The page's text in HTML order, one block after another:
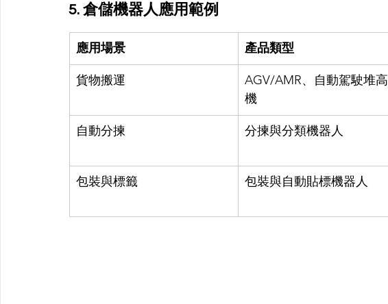
5. 倉儲機器人應用範例
應用場景 產品類型
貨物搬運
AGV/AMR、自動駕駛堆高
機
自動分揀 分揀與分類機器人
包裝與標籤 包裝與自動貼標機器人